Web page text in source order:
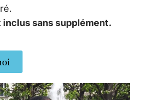
inclus sans supplément.